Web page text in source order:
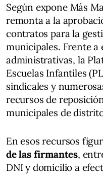
Según expone Más
remonta a la
contratos para la
municipales. Frente a
administrativas, la
Escuelas Infantiles
sindicales y
recursos de
municipales de
En esos recursos
de las firmantes,
DNI y domicilio a